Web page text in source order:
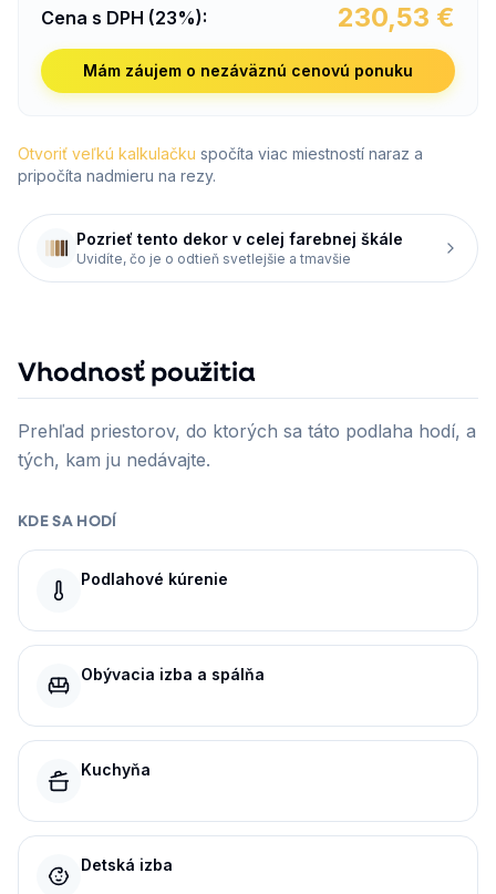
Cena s DPH (23%): 230,53 €
Mám záujem o nezáväznú cenovú ponuku
Otvoriť veľkú kalkulačku spočíta viac miestností naraz a
pripočíta nadmieru na rezy.
Pozrieť tento dekor v celej farebnej škále
Uvidíte, čo je o odtieň svetlejšie a tmavšie
Vhodnosť použitia
Prehľad priestorov, do ktorých sa táto podlaha hodí, a
tých, kam ju nedávajte.
KDE SA HODÍ
Podlahové kúrenie
Obývacia izba a spálňa
Kuchyňa
Detská izba